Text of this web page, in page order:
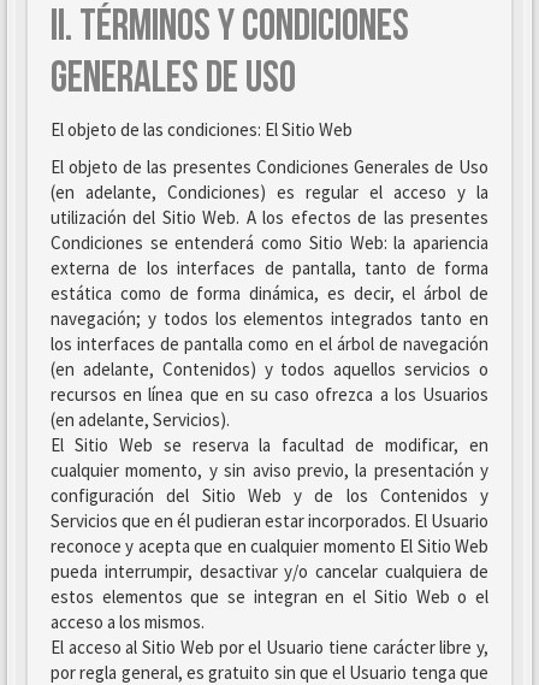
II. TÉRMINOS Y CONDICIONES
GENERALES DE USO
El objeto de las condiciones: El Sitio Web
El objeto de las presentes Condiciones Generales de Uso
(en adelante, Condiciones) es regular el acceso y la
utilización del Sitio Web. A los efectos de las presentes
Condiciones se entenderá como Sitio Web: la apariencia
externa de los interfaces de pantalla, tanto de forma
estática como de forma dinámica, es decir, el árbol de
navegación; y todos los elementos integrados tanto en
los interfaces de pantalla como en el árbol de navegación
(en adelante, Contenidos) y todos aquellos servicios o
recursos en línea que en su caso ofrezca a los Usuarios
(en adelante, Servicios).
El Sitio Web se reserva la facultad de modificar, en
cualquier momento, y sin aviso previo, la presentación y
configuración del Sitio Web y de los Contenidos y
Servicios que en él pudieran estar incorporados. El Usuario
reconoce y acepta que en cualquier momento El Sitio Web
pueda interrumpir, desactivar y/o cancelar cualquiera de
estos elementos que se integran en el Sitio Web o el
acceso a los mismos.
El acceso al Sitio Web por el Usuario tiene carácter libre y,
por regla general, es gratuito sin que el Usuario tenga que